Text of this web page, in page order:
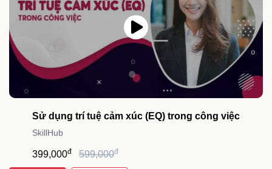
Sử dụng trí tuệ cảm xúc (EQ) trong công việc
SkillHub
399,000đ 599,000đ